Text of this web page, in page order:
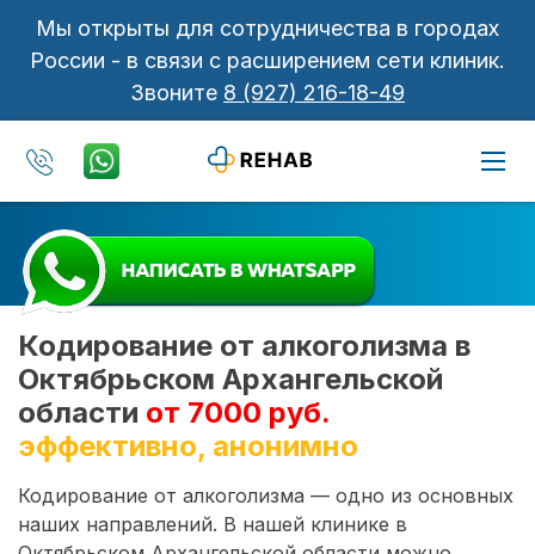
Мы открыты для сотрудничества в городах
России - в связи с расширением сети клиник.
Звоните 8 (927) 216-18-49
Кодирование от алкоголизма в
Октябрьском Архангельской
области от 7000 руб.
эффективно, анонимно
Кодирование от алкоголизма — одно из основных
наших направлений. В нашей клинике в